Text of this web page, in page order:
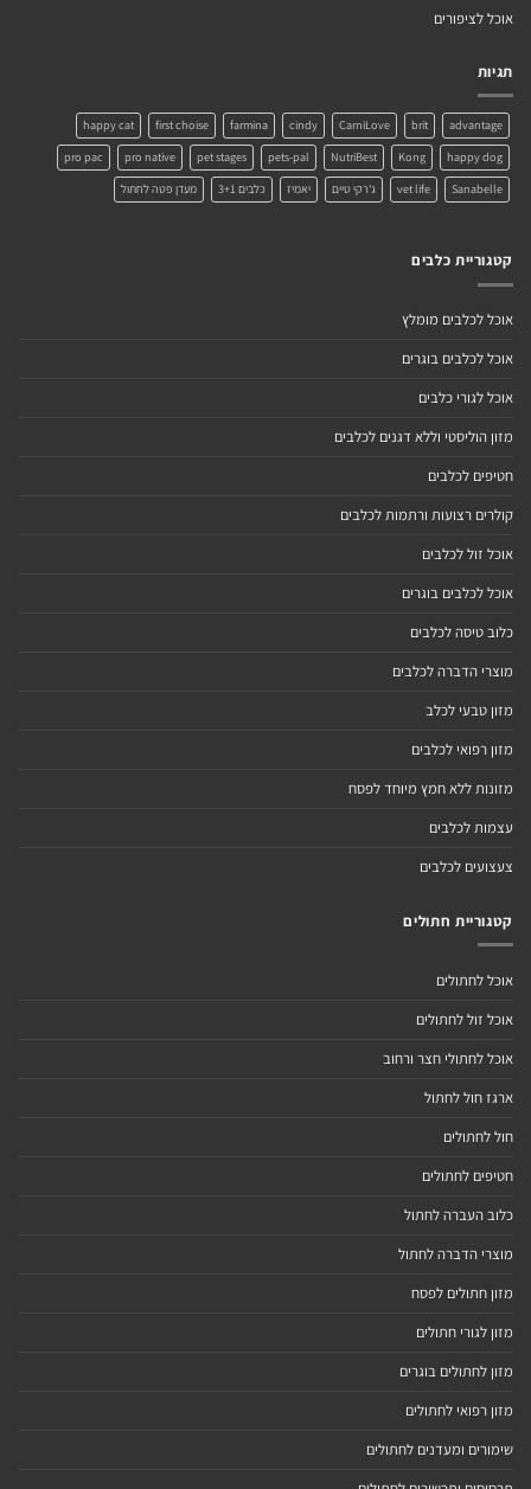
אוכל לציפורים
תגיות
advantage
brit
CarniLove
cindy
farmina
first choise
happy cat
happy dog
Kong
NutriBest
pets-pal
pet stages
pro native
pro pac
Sanabelle
vet life ג'רקי טיים יאמיז כלבים 3+1 מעדן פטה לחתול
קטגוריית כלבים
אוכל לכלבים מומלץ
אוכל לכלבים בוגרים
אוכל לגורי כלבים
מזון הוליסטי וללא דגנים לכלבים
חטיפים לכלבים
קולרים רצועות ורתמות לכלבים
אוכל זול לכלבים
אוכל לכלבים בוגרים
כלוב טיסה לכלבים
מוצרי הדברה לכלבים
מזון טבעי לכלב
מזון רפואי לכלבים
מזונות ללא חמץ מיוחד לפסח
עצמות לכלבים
צעצועים לכלבים
קטגוריית חתולים
אוכל לחתולים
אוכל זול לחתולים
אוכל לחתולי חצר ורחוב
ארגז חול לחתול
חול לחתולים
חטיפים לחתולים
כלוב העברה לחתול
מוצרי הדברה לחתול
מזון חתולים לפסח
מזון לגורי חתולים
מזון לחתולים בוגרים
מזון רפואי לחתולים
שימורים ומעדנים לחתולים